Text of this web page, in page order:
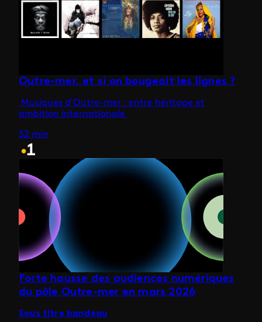
Outre-mer, et si on bougeait les lignes ?
Musiques d'Outre-mer : entre héritage et
ambition internationale
52 min
Forte hausse des audiences numériques
du pôle Outre-mer en mars 2026
Sous titre bandeau